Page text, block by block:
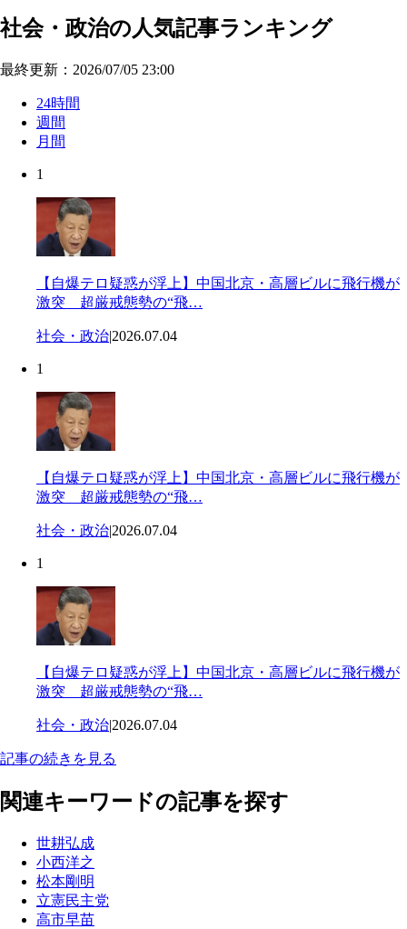
社会・政治の人気記事ランキング
最終更新：2026/07/05 23:00
24時間
週間
月間
1
【自爆テロ疑惑が浮上】中国北京・高層ビルに飛行機が
激突 超厳戒態勢の“飛…
社会・政治|2026.07.04
1
【自爆テロ疑惑が浮上】中国北京・高層ビルに飛行機が
激突 超厳戒態勢の“飛…
社会・政治|2026.07.04
1
【自爆テロ疑惑が浮上】中国北京・高層ビルに飛行機が
激突 超厳戒態勢の“飛…
社会・政治|2026.07.04
記事の続きを見る
関連キーワードの記事を探す
世耕弘成
小西洋之
松本剛明
立憲民主党
高市早苗